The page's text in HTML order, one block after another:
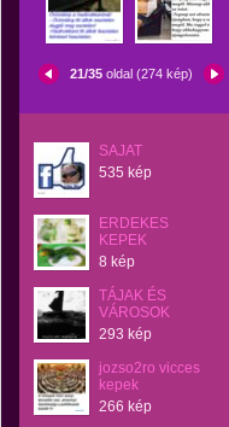
21/35 oldal (274 kép)
SAJAT
535 kép
ERDEKES
KEPEK
8 kép
TÁJAK ÉS
VÁROSOK
293 kép
jozso2ro vicces
kepek
266 kép